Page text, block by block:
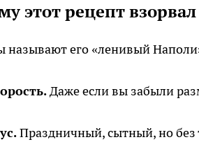
этот рецепт
называют его «ленивый
Даже если вы забыли
Праздничный, сытный, но без